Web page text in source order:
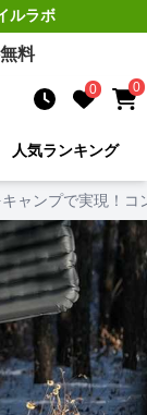
ルラボ
料
0 0
人気ランキング
ャンプで実現！コ